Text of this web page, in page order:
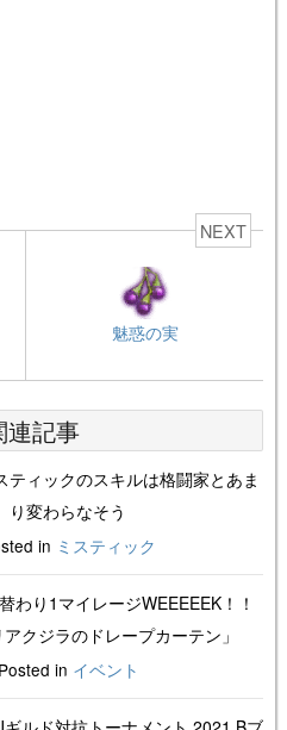
NEXT
魅惑の実
連記事
ティックのスキルは格闘家とあま
り変わらなそう
in ミスティック
わり1マイレージWEEEEEK！！
クジラのドレープカーテン」
Posted in イベント